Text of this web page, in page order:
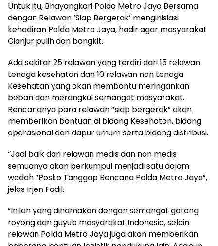
Untuk itu, Bhayangkari Polda Metro Jaya Bersama
dengan Relawan ‘Siap Bergerak’ menginisiasi
kehadiran Polda Metro Jaya, hadir agar masyarakat
Cianjur pulih dan bangkit.
Ada sekitar 25 relawan yang terdiri dari 15 relawan
tenaga kesehatan dan 10 relawan non tenaga
Kesehatan yang akan membantu meringankan
beban dan merangkul semangat masyarakat.
Rencananya para relawan “siap bergerak” akan
memberikan bantuan di bidang Kesehatan, bidang
operasional dan dapur umum serta bidang distribusi.
“Jadi baik dari relawan medis dan non medis
semuanya akan berkumpul menjadi satu dalam
wadah “Posko Tanggap Bencana Polda Metro Jaya”,
jelas Irjen Fadil.
“Inilah yang dinamakan dengan semangat gotong
royong dan guyub masyarakat Indonesia, selain
relawan Polda Metro Jaya juga akan memberikan